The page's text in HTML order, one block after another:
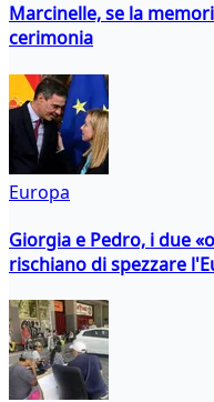
Marcinelle, se la
cerimonia
Europa
Giorgia e Pedro, i due
rischiano di spezzare